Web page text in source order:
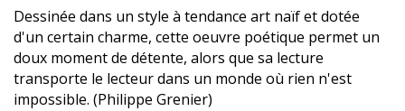
Dessinée dans un style à tendance art naïf et dotée
d'un certain charme, cette oeuvre poétique permet un
doux moment de détente, alors que sa lecture
transporte le lecteur dans un monde où rien n'est
impossible. (Philippe Grenier)